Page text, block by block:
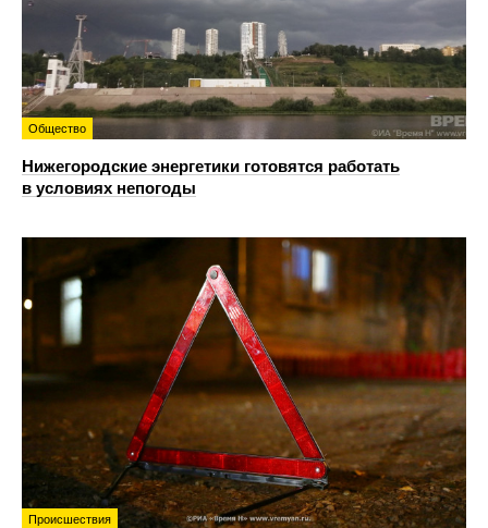
Общество
Нижегородские энергетики готовятся работать
в условиях непогоды
Происшествия